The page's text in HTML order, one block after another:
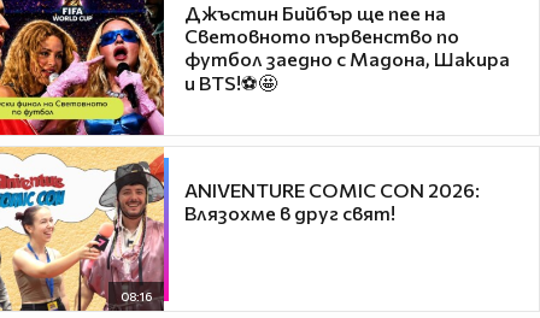
Джъстин Бийбър ще пее на
Световното първенство по
футбол заедно с Мадона, Шакира
и BTS!⚽🤩
08:16
ANIVENTURE COMIC CON 2026:
Влязохме в друг свят!